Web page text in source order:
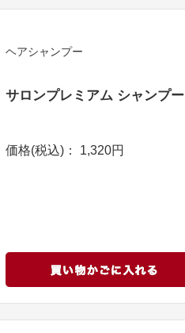
ヘアシャンプー
サロンプレミアム シャンプー
価格(税込)： 1,320円